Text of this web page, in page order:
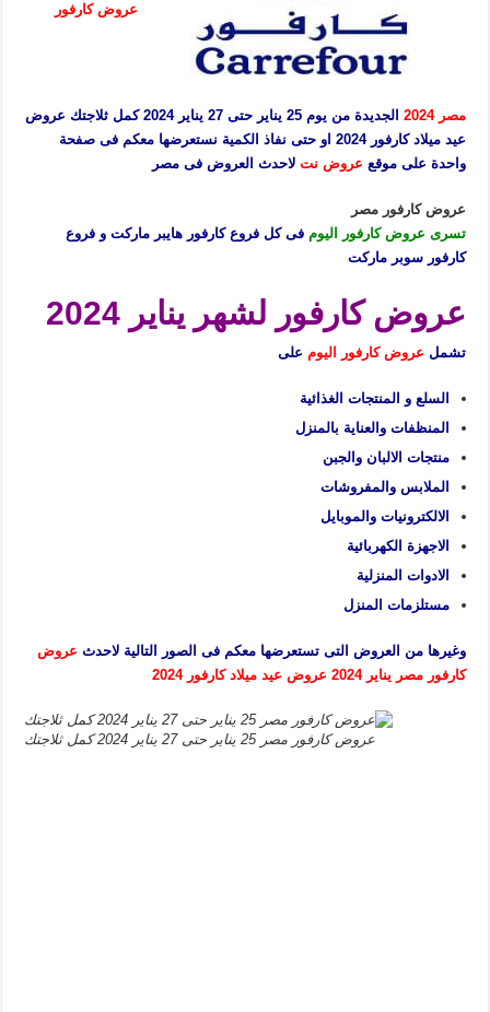
عروض كارفور
مصر 2024
الجديدة من يوم 25 يناير حتى 27 يناير 2024 كمل ثلاجتك عروض
عيد ميلاد كارفور 2024 او حتى نفاذ الكمية نستعرضها معكم فى صفحة
واحدة على موقع عروض نتلاحدث العروض فى مصر
عروض كارفور مصر
تسرى عروض كارفور اليومفى كل فروع كارفور هايبر ماركت و فروع
كارفور سوبر ماركت
عروض كارفور لشهر يناير 2024
تشمل عروض كارفور اليومعلى
السلع و المنتجات الغذائية
المنظفات والعناية بالمنزل
منتجات الالبان والجبن
الملابس والمفروشات
الالكترونيات والموبايل
الاجهزة الكهربائية
الادوات المنزلية
مستلزمات المنزل
وغيرها من العروض التى تستعرضها معكم فى الصور التالية لاحدث عروض
كارفور مصر يناير 2024 عروض عيد ميلاد كارفور 2024
عروض كارفور مصر 25 يناير حتى 27 يناير 2024 كمل ثلاجتك